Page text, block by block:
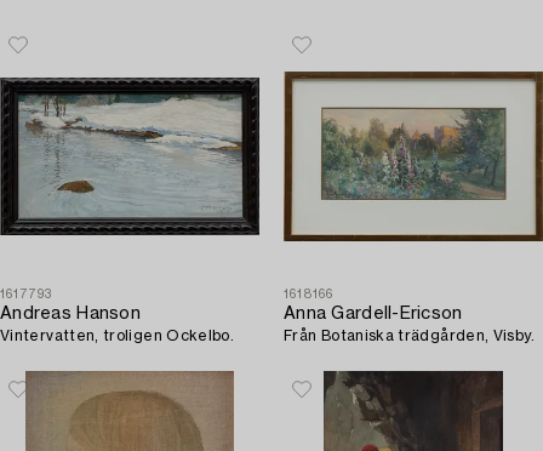
1617793
Andreas Hanson
Vintervatten, troligen Ockelbo.
1618166
Anna Gardell-Ericson
Från Botaniska trädgården, Visby.